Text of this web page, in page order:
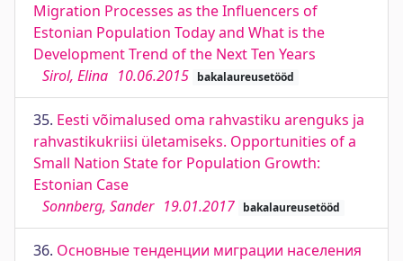
Migration Processes as the Influencers of
Estonian Population Today and What is the
Development Trend of the Next Ten Years
Sirol, Elina 10.06.2015 bakalaureusetööd
35. Eesti võimalused oma rahvastiku arenguks ja
rahvastikukriisi ületamiseks. Opportunities of a
Small Nation State for Population Growth:
Estonian Case
Sonnberg, Sander 19.01.2017 bakalaureusetööd
36. Основные тенденции миграции населения